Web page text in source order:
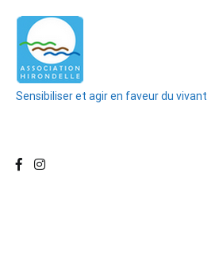
contenu
Sensibiliser et agir en faveur du vivant